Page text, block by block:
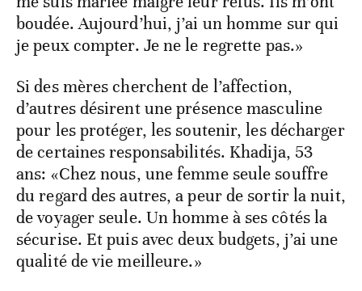
boudée. Aujourd’hui, j’ai un homme sur qui
je peux compter. Je ne le regrette pas.»
Si des mères cherchent de l’affection,
d’autres désirent une présence masculine
pour les protéger, les soutenir, les décharger
de certaines responsabilités. Khadija, 53
ans: «Chez nous, une femme seule souffre
du regard des autres, a peur de sortir la nuit,
de voyager seule. Un homme à ses côtés la
sécurise. Et puis avec deux budgets, j’ai une
qualité de vie meilleure.»